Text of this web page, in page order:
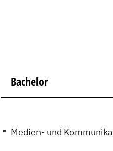
Bachelor
Medien- und